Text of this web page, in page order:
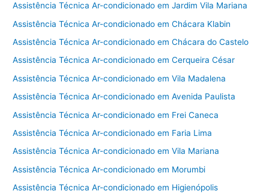
Assistência Técnica Ar-condicionado em Jardim Vila Mariana
Assistência Técnica Ar-condicionado em Chácara Klabin
Assistência Técnica Ar-condicionado em Chácara do Castelo
Assistência Técnica Ar-condicionado em Cerqueira César
Assistência Técnica Ar-condicionado em Vila Madalena
Assistência Técnica Ar-condicionado em Avenida Paulista
Assistência Técnica Ar-condicionado em Frei Caneca
Assistência Técnica Ar-condicionado em Faria Lima
Assistência Técnica Ar-condicionado em Vila Mariana
Assistência Técnica Ar-condicionado em Morumbi
Assistência Técnica Ar-condicionado em Higienópolis